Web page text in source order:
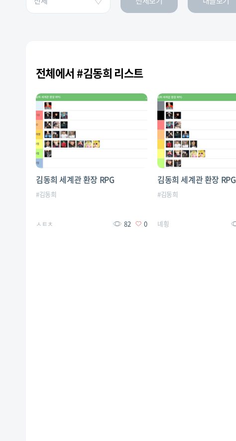
전체에서 #김동희 리스트
김동희 세계관 환장 RPG
#김동희
ㅅㅌㅊ 82 0
김동희 세계관 환장 RPG
#김동희
녜힁